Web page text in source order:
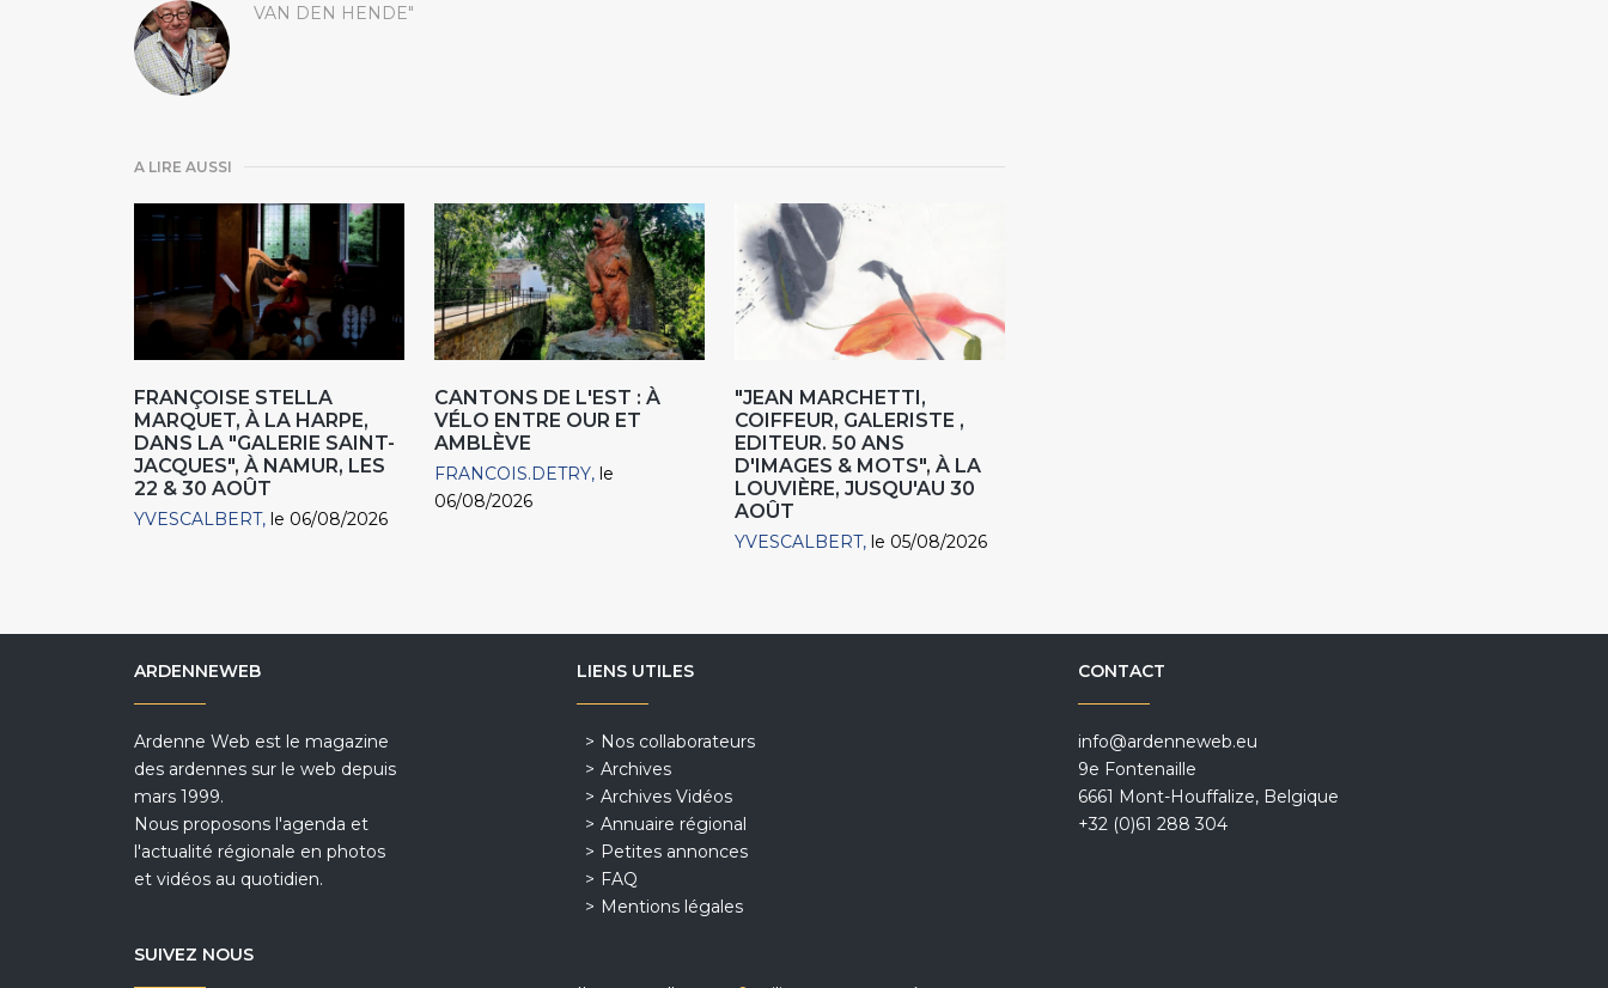
VAN DEN HENDE"
A LIRE AUSSI
FRANÇOISE STELLA
MARQUET, À LA HARPE,
DANS LA "GALERIE SAINT-
JACQUES", À NAMUR, LES
22 & 30 AOÛT
YVESCALBERT le 06/08/2026
CANTONS DE L'EST : À
VÉLO ENTRE OUR ET
AMBLÈVE
FRANCOIS.DETRY le
06/08/2026
"JEAN MARCHETTI,
COIFFEUR, GALERISTE ,
EDITEUR. 50 ANS
D'IMAGES & MOTS", À LA
LOUVIÈRE, JUSQU'AU 30
AOÛT
YVESCALBERT le 05/08/2026
ARDENNEWEB
Ardenne Web est le magazine
des ardennes sur le web depuis
mars 1999.
Nous proposons l'agenda et
l'actualité régionale en photos
et vidéos au quotidien.
SUIVEZ NOUS
LIENS UTILES
Nos collaborateurs
Archives
Archives Vidéos
Annuaire régional
Petites annonces
FAQ
Mentions légales
CONTACT
info@ardenneweb.eu
9e Fontenaille
6661 Mont-Houffalize, Belgique
+32 (0)61 288 304